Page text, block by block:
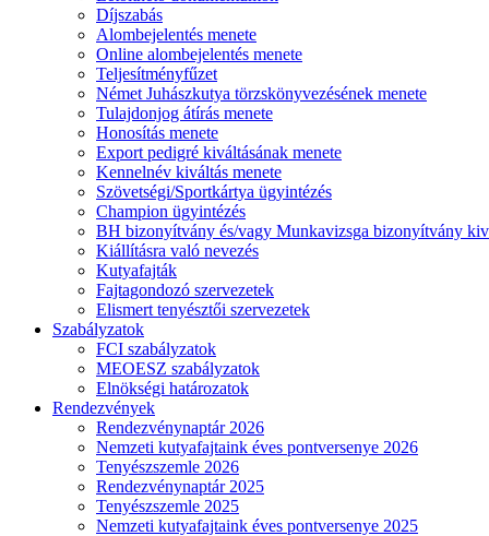
Díjszabás
Alombejelentés menete
Online alombejelentés menete
Teljesítményfűzet
Német Juhászkutya törzskönyvezésének menete
Tulajdonjog átírás menete
Honosítás menete
Export pedigré kiváltásának menete
Kennelnév kiváltás menete
Szövetségi/Sportkártya ügyintézés
Champion ügyintézés
BH bizonyítvány és/vagy Munkavizsga bizonyítvány
Kiállításra való nevezés
Kutyafajták
Fajtagondozó szervezetek
Elismert tenyésztői szervezetek
Szabályzatok
FCI szabályzatok
MEOESZ szabályzatok
Elnökségi határozatok
Rendezvények
Rendezvénynaptár 2026
Nemzeti kutyafajtaink éves pontversenye 2026
Tenyészszemle 2026
Rendezvénynaptár 2025
Tenyészszemle 2025
Nemzeti kutyafajtaink éves pontversenye 2025